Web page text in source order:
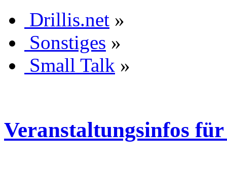
Drillis.net »
Sonstiges »
Small Talk »
Veranstaltungsinfos für